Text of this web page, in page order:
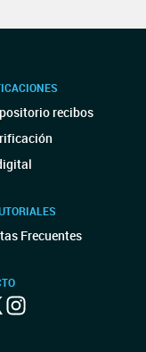
recibos
Frecuentes